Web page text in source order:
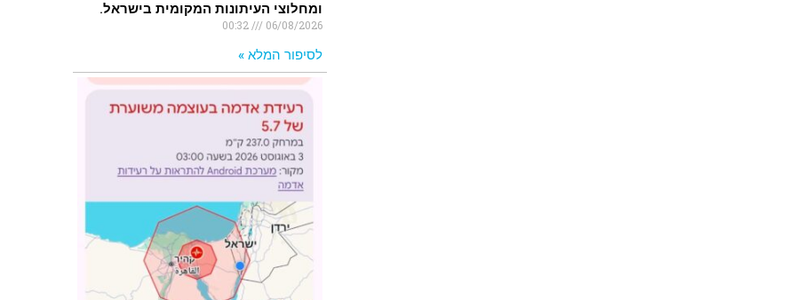
ומחלוצי העיתונות המקומית בישראל.
06/08/2026
לסיפור המלא »